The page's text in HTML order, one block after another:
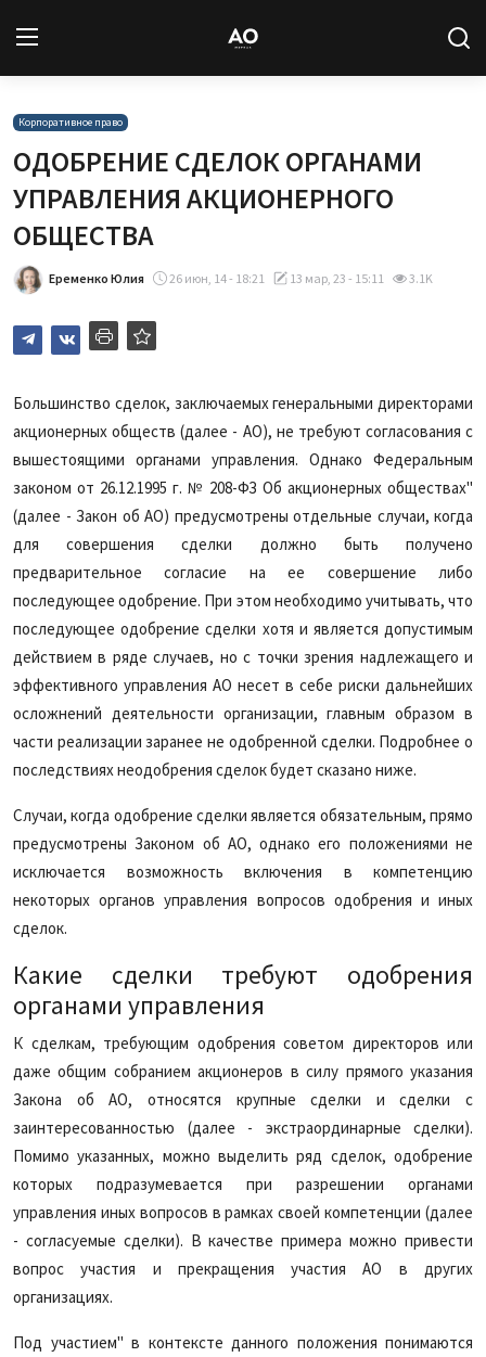
Вход
Новости
Статьи
Авторы
Архив
База знаний
Корпоративное право
ОДОБРЕНИЕ СДЕЛОК ОРГАНАМИ
УПРАВЛЕНИЯ АКЦИОНЕРНОГО
ОБЩЕСТВА
Еременко Юлия 26 июн, 14 - 18:21 13 мар, 23 - 15:11 3.1K
Большинство сделок, заключаемых генеральными директорами
акционерных обществ (далее - АО), не требуют согласования с
вышестоящими органами управления. Однако Федеральным
законом от 26.12.1995 г. № 208-ФЗ Об акционерных обществах"
(далее - Закон об АО) предусмотрены отдельные случаи, когда
для совершения сделки должно быть получено
предварительное согласие на ее совершение либо
последующее одобрение. При этом необходимо учитывать, что
последующее одобрение сделки хотя и является допустимым
действием в ряде случаев, но с точки зрения надлежащего и
эффективного управления АО несет в себе риски дальнейших
осложнений деятельности организации, главным образом в
части реализации заранее не одобренной сделки. Подробнее о
последствиях неодобрения сделок будет сказано ниже.
Случаи, когда одобрение сделки является обязательным, прямо
предусмотрены Законом об АО, однако его положениями не
исключается возможность включения в компетенцию
некоторых органов управления вопросов одобрения и иных
сделок.
Какие сделки требуют одобрения
органами управления
К сделкам, требующим одобрения советом директоров или
даже общим собранием акционеров в силу прямого указания
Закона об АО, относятся крупные сделки и сделки с
заинтересованностью (далее - экстраординарные сделки).
Помимо указанных, можно выделить ряд сделок, одобрение
которых подразумевается при разрешении органами
управления иных вопросов в рамках своей компетенции (далее
- согласуемые сделки). В качестве примера можно привести
вопрос участия и прекращения участия АО в других
организациях.
Под участием" в контексте данного положения понимаются